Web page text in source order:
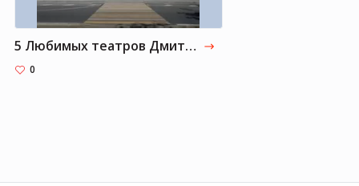
5 Любимых театров Дмитрия Гордона
0